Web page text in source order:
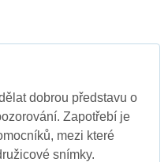
dobrou představu o
Zapotřebí je
mezi které
snímky.